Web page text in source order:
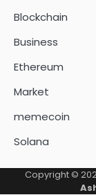
Blockchain
Business
Ethereum
Market
memecoin
Solana
Copyright ©